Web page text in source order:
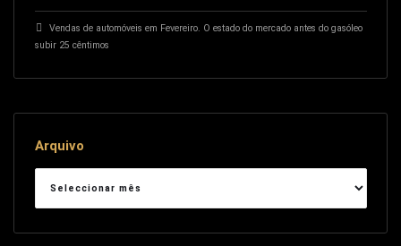
Vendas de automóveis em Fevereiro. O estado do mercado antes do gasóleo
subir 25 cêntimos
Arquivo